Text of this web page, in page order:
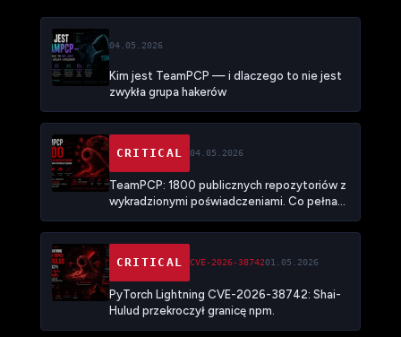
04.05.2026
Kim jest TeamPCP — i dlaczego to nie jest
zwykła grupa hakerów
CRITICAL 04.05.2026
TeamPCP: 1800 publicznych repozytoriów z
wykradzionymi poświadczeniami. Co pełna
skala kampanii Mini Shai-Hulud mówi o
nowym modelu ataku na łańcuch dostaw
CRITICAL CVE-2026-3874201.05.2026
PyTorch Lightning CVE-2026-38742: Shai-
Hulud przekroczył granicę npm.